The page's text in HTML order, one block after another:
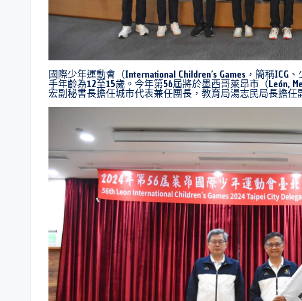
國際少年運動會（International Children’s Games，簡稱
手年齡為12至15歲。今年第56屆將於墨西哥萊昂市（León,
宏副秘書長擔任城市代表兼任團長，教育局湯志民局長擔